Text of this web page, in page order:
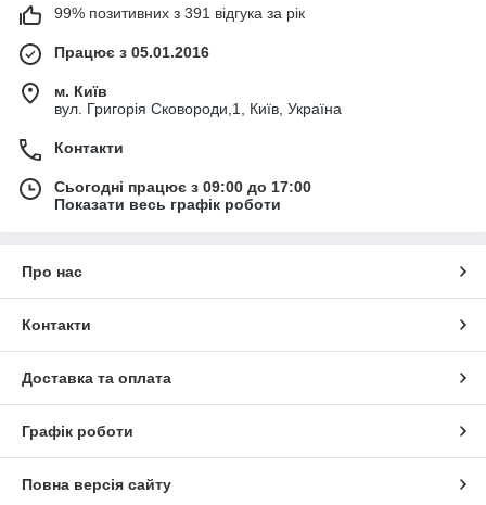
99% позитивних з 391 відгука за рік
Працює з 05.01.2016
м. Київ
вул. Григорія Сковороди,1, Київ, Україна
Контакти
Сьогодні працює з 09:00 до 17:00
Показати весь графік роботи
Про нас
Контакти
Доставка та оплата
Графік роботи
Повна версія сайту